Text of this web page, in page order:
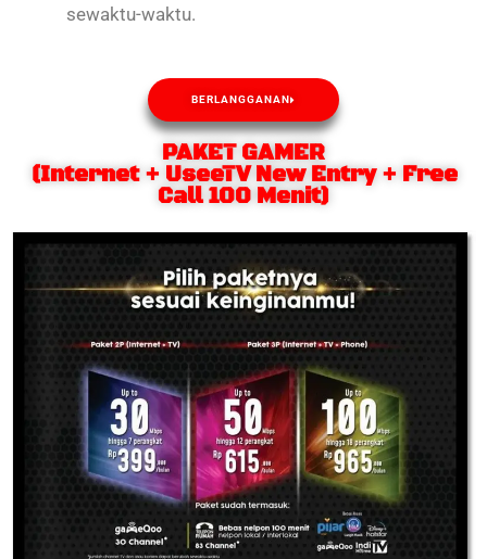
sewaktu-waktu.
BERLANGGANAN
PAKET GAMER
(Internet + UseeTV New Entry + Free
Call 100 Menit)